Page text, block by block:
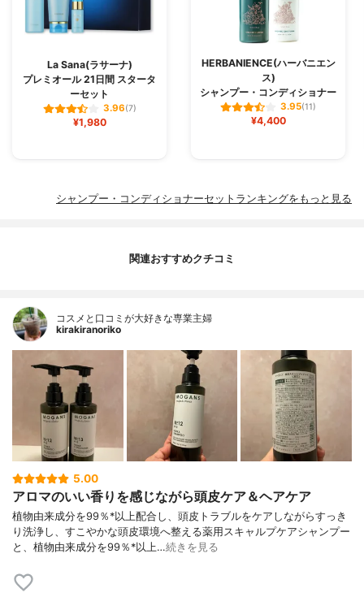
La Sana(ラサーナ)
プレミオール 21日間 スタータ
ーセット
3.96(7)
¥1,980
HERBANIENCE(ハーバニエン
ス)
シャンプー・コンディショナー
3.95(11)
¥4,400
シャンプー・コンディショナーセットランキングをもっと見る
関連おすすめクチコミ
コスメと口コミが大好きな専業主婦
kirakiranoriko
5.00
アロマのいい香りを感じながら頭皮ケア＆ヘアケア
植物由来成分を99％*以上配合し、頭皮トラブルをケアしながらすっき
り洗浄し、すこやかな頭皮環境へ整える薬用スキャルプケアシャンプー
と、植物由来成分を99％*以上…続きを見る